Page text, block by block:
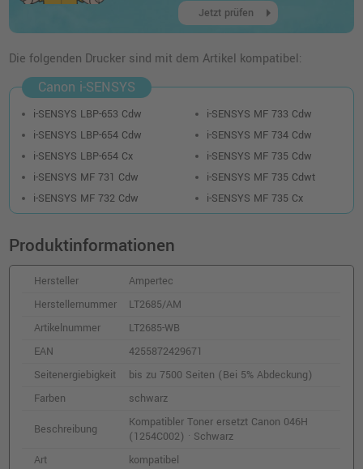
(1247C002) · Gelb
57,99 €
Kompatibler Toner ersetzt Canon 046
o. MwSt.
56,99 €
inkl. MwSt.zzgl. Versand
(1253C002) · Cyan
92,99 €
inkl. MwSt.zzgl. Versand
Kompatibler Toner ersetzt Canon 046
(1248C002) · Magenta
o. MwSt.52,93 €
62,99 €
inkl. MwSt. zzgl. Versand
Jetzt prüfen arrow_right
Die folgenden Drucker sind mit dem Artikel kompatibel:
Canon i-SENSYS
i-SENSYS LBP-653 Cdw
i-SENSYS LBP-654 Cdw
i-SENSYS LBP-654 Cx
i-SENSYS MF 731 Cdw
i-SENSYS MF 732 Cdw
i-SENSYS MF 733 Cdw
i-SENSYS MF 734 Cdw
i-SENSYS MF 735 Cdw
i-SENSYS MF 735 Cdwt
i-SENSYS MF 735 Cx
Produktinformationen
Hersteller
Ampertec
Herstellernummer
LT2685/AM
Artikelnummer
LT2685-WB
EAN
4255872429671
Seitenergiebigkeit
bis zu 7500 Seiten (Bei 5% Abdeckung)
Farben
schwarz
Beschreibung
Kompatibler Toner ersetzt Canon 046H
(1254C002) · Schwarz
Art
kompatibel